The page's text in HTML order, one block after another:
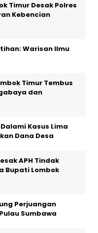
Timur Desak Polres
Kebencian
Warisan Ilmu
Timur Tembus
dan
Kasus Lima
Dana Desa
APH Tindak
Bupati Lombok
Perjuangan
Sumbawa